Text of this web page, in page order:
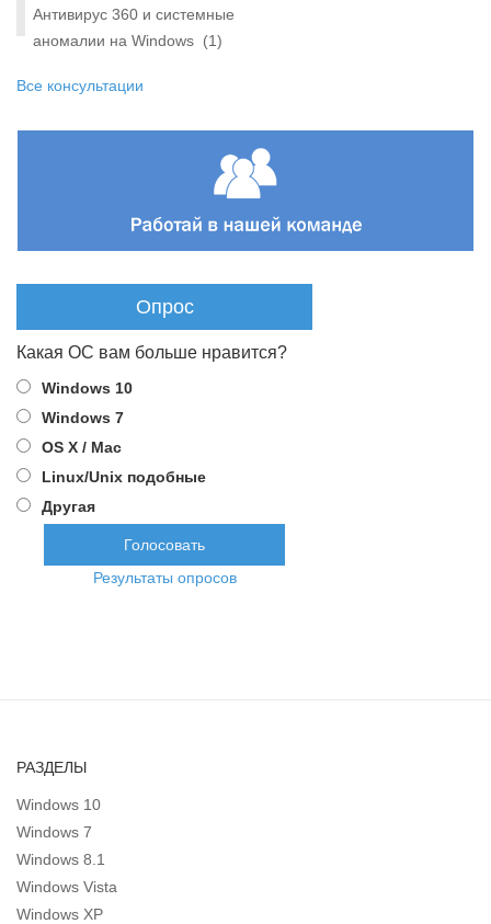
Антивирус 360 и системные
аномалии на Windows (1)
Все консультации
Опрос
Какая ОС вам больше нравится?
Windows 10
Windows 7
OS X / Mac
Linux/Unix подобные
Другая
Результаты опросов
РАЗДЕЛЫ
Windows 10
Windows 7
Windows 8.1
Windows Vista
Windows XP